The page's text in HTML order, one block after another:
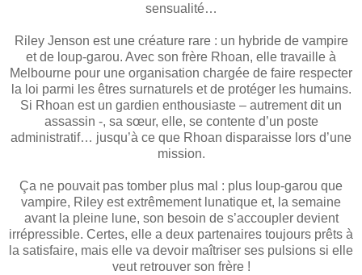
sensualité…
Riley Jenson est une créature rare : un hybride de vampire
et de loup-garou. Avec son frère Rhoan, elle travaille à
Melbourne pour une organisation chargée de faire respecter
la loi parmi les êtres surnaturels et de protéger les humains.
Si Rhoan est un gardien enthousiaste – autrement dit un
assassin -, sa sœur, elle, se contente d’un poste
administratif… jusqu’à ce que Rhoan disparaisse lors d’une
mission.
Ça ne pouvait pas tomber plus mal : plus loup-garou que
vampire, Riley est extrêmement lunatique et, la semaine
avant la pleine lune, son besoin de s’accoupler devient
irrépressible. Certes, elle a deux partenaires toujours prêts à
la satisfaire, mais elle va devoir maîtriser ses pulsions si elle
veut retrouver son frère !